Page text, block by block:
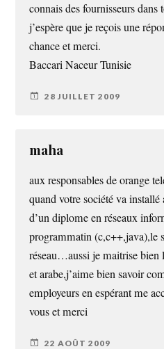
connais des fournisseurs dans
j’espère que je reçois une
chance et merci.
Baccari Naceur Tunisie
28 JUILLET 2009
maha
aux responsables de orange
quand votre société va
d’un diplome en réseaux
programmatin (c,c++,java),le
réseau…aussi je maitrise bien
et arabe,j’aime bien savoir
employeurs en espérant me
vous et merci
22 AOÛT 2009